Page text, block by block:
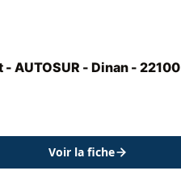
- AUTOSUR - Dinan - 22100
Voir la fiche